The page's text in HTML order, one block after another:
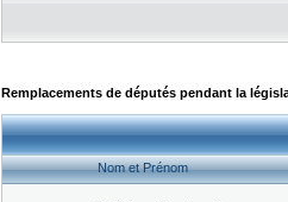
Remplacements de députés pendant la
Nom et Prénom